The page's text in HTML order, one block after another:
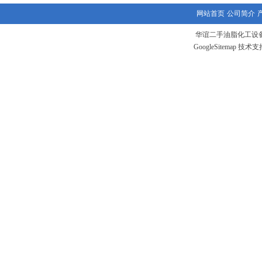
网站首页 公司简介
华谊二手油脂化工设
GoogleSitemap 技术支